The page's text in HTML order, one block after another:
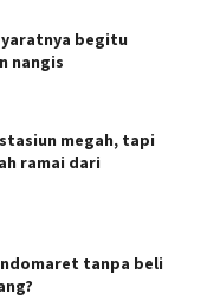
begitu
nangis
megah, tapi
ramai dari
tanpa beli